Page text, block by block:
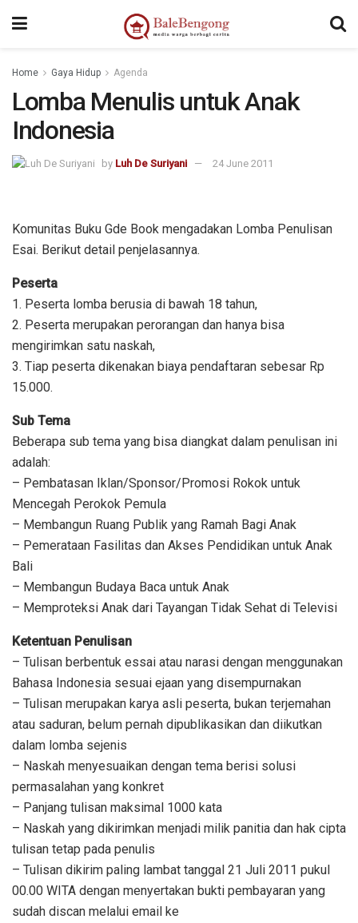
Home Gaya Hidup Agenda
Lomba Menulis untuk Anak
Indonesia
by Luh De Suriyani 24 June 2011
Komunitas Buku Gde Book mengadakan Lomba Penulisan
Esai. Berikut detail penjelasannya.
Peserta
1. Peserta lomba berusia di bawah 18 tahun,
2. Peserta merupakan perorangan dan hanya bisa
mengirimkan satu naskah,
3. Tiap peserta dikenakan biaya pendaftaran sebesar Rp
15.000.
Sub Tema
Beberapa sub tema yang bisa diangkat dalam penulisan ini
adalah:
– Pembatasan Iklan/Sponsor/Promosi Rokok untuk
Mencegah Perokok Pemula
– Membangun Ruang Publik yang Ramah Bagi Anak
– Pemerataan Fasilitas dan Akses Pendidikan untuk Anak
Bali
– Membangun Budaya Baca untuk Anak
– Memproteksi Anak dari Tayangan Tidak Sehat di Televisi
Ketentuan Penulisan
– Tulisan berbentuk essai atau narasi dengan menggunakan
Bahasa Indonesia sesuai ejaan yang disempurnakan
– Tulisan merupakan karya asli peserta, bukan terjemahan
atau saduran, belum pernah dipublikasikan dan diikutkan
dalam lomba sejenis
– Naskah menyesuaikan dengan tema berisi solusi
permasalahan yang konkret
– Panjang tulisan maksimal 1000 kata
– Naskah yang dikirimkan menjadi milik panitia dan hak cipta
tulisan tetap pada penulis
– Tulisan dikirim paling lambat tanggal 21 Juli 2011 pukul
00.00 WITA dengan menyertakan bukti pembayaran yang
sudah discan melalui email ke